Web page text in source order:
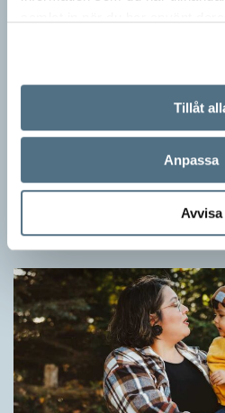
Tillåt
Anpassa
Avvisa
Fler ser kvinnor med
När det handlar om stora grupper
maskulina pluralformer i franskan.
ersätts av dubbel­former som les